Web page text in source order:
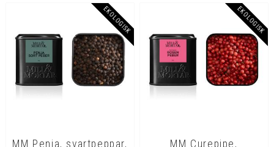
MM Penja, svartpeppar,
EKOLOGISK
MM Curepipe,
EKOLOGISK